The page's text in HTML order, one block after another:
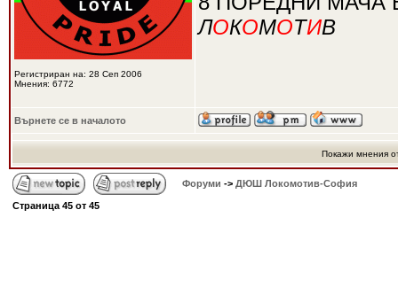
Регистриран на: 28 Сеп 2006
Мнения: 6772
ЛОКОМОТИВ
Върнете се в началото
Покажи мнения
Форуми -> ДЮШ Локомотив-София
Страница 45 от 45